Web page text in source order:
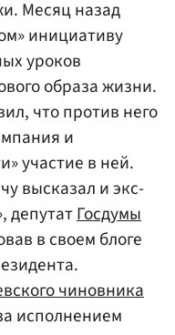
Месяц назад
инициативу
уроков
образа жизни.
что против него
и
участие в ней.
высказал и экс-
депутатГосдумы
в своем блоге
чиновника
исполнением